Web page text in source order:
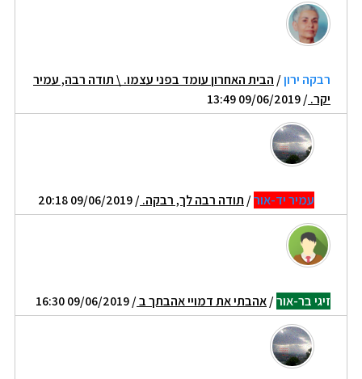
רבקה ירון/ הבית האחרון עומד בפני עצמו. \ תודה רבה, עמיר
יקר./ 09/06/2019 13:49
עמיר יד-אור/ תודה רבה לך, רבקה./ 09/06/2019 20:18
זיגי בר-אור/אהבתי את דמויי אהבתך ב/ 09/06/2019 16:30